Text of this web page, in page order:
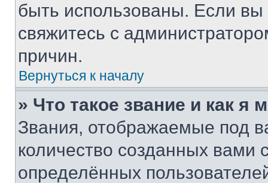
быть использованы. Если
свяжитесь с
причин.
Вернуться к началу
» Что такое звание и как я
Звания, отображаемые под
количество созданных
определённых